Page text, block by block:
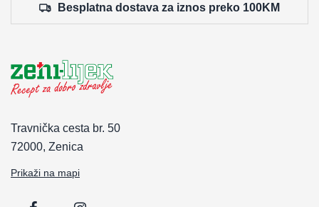
Besplatna dostava za iznos preko 100KM
Travnička cesta br. 50
72000, Zenica
Prikaži na mapi